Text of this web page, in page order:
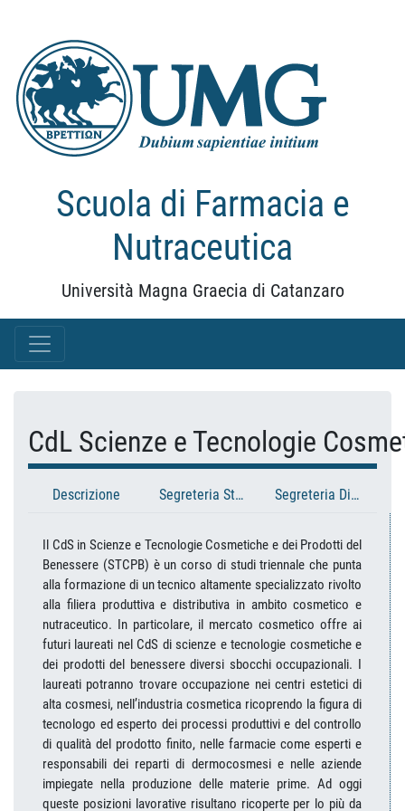
Scuola di Farmacia e
Nutraceutica
Università Magna Graecia di Catanzaro
CdL Scienze e Tecnologie
Descrizione Segreteria Studenti Segreteria Didattica
Il CdS in Scienze e Tecnologie Cosmetiche e dei Prodotti del
Benessere (STCPB) è un corso di studi triennale che punta
alla formazione di un tecnico altamente specializzato rivolto
alla filiera produttiva e distributiva in ambito cosmetico e
nutraceutico. In particolare, il mercato cosmetico offre ai
futuri laureati nel CdS di scienze e tecnologie cosmetiche e
dei prodotti del benessere diversi sbocchi occupazionali. I
laureati potranno trovare occupazione nei centri estetici di
alta cosmesi, nell’industria cosmetica ricoprendo la figura di
tecnologo ed esperto dei processi produttivi e del controllo
di qualità del prodotto finito, nelle farmacie come esperti e
responsabili dei reparti di dermocosmesi e nelle aziende
impiegate nella produzione delle materie prime. Ad oggi
queste posizioni lavorative risultano ricoperte per lo più da